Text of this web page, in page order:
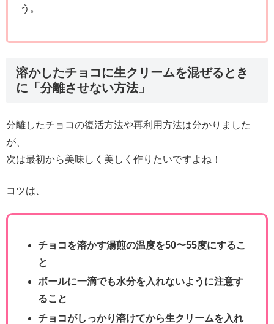
う。
溶かしたチョコに生クリームを混ぜるとき
に「分離させない方法」
分離したチョコの復活方法や再利用方法は分かりました
が、
次は最初から美味しく美しく作りたいですよね！
コツは、
チョコを溶かす湯煎の温度を50〜55度にするこ
と
ボールに一滴でも水分を入れないように注意す
ること
チョコがしっかり溶けてから生クリームを入れ